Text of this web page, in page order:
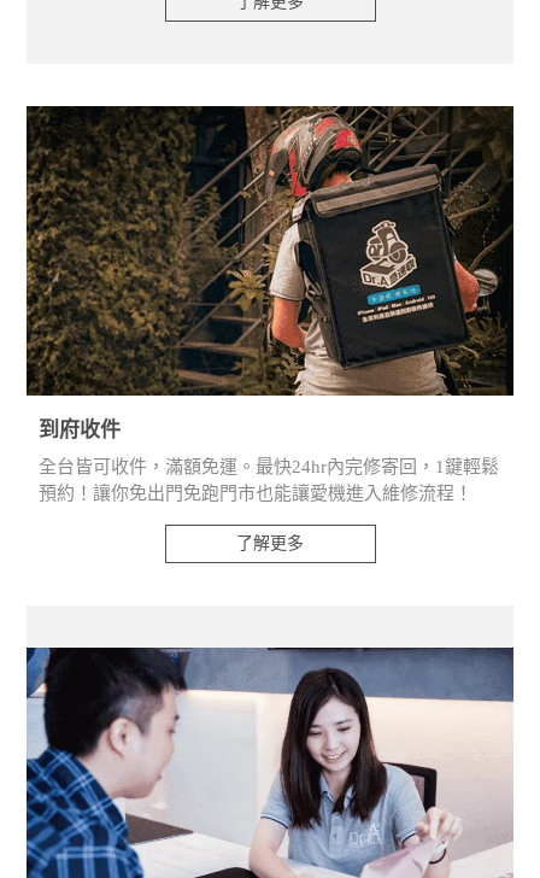
到府收件
全台皆可收件，滿額免運。最快24hr內完修寄回，1鍵輕鬆
預約！讓你免出門免跑門市也能讓愛機進入維修流程！
了解更多